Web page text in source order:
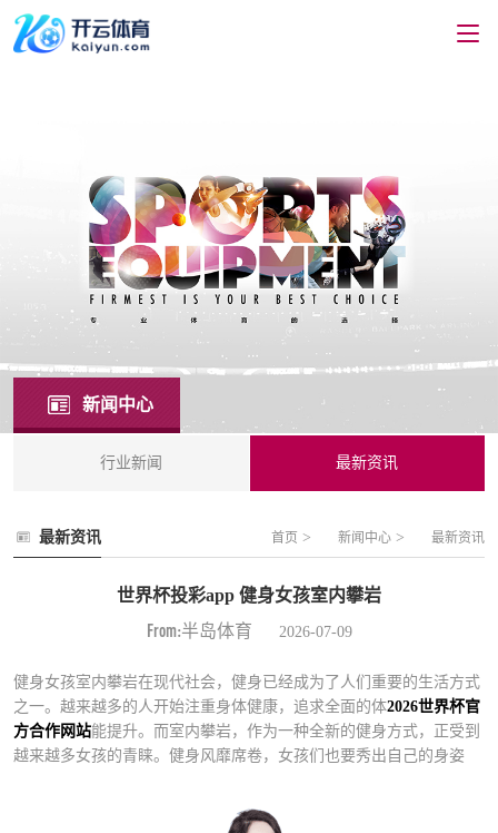
新闻中心
行业新闻 最新资讯
最新资讯 首页 > 新闻中心 > 最新资讯
世界杯投彩app 健身女孩室内攀岩
From:半岛体育 2026-07-09
健身女孩室内攀岩在现代社会，健身已经成为了人们重要的生活方式
之一。越来越多的人开始注重身体健康，追求全面的体2026世界杯官
方合作网站能提升。而室内攀岩，作为一种全新的健身方式，正受到
越来越多女孩的青睐。健身风靡席卷，女孩们也要秀出自己的身姿